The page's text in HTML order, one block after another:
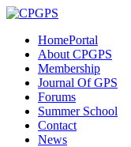
HomePortal
About CPGPS
Membership
Journal Of GPS
Forums
Summer School
Contact
News